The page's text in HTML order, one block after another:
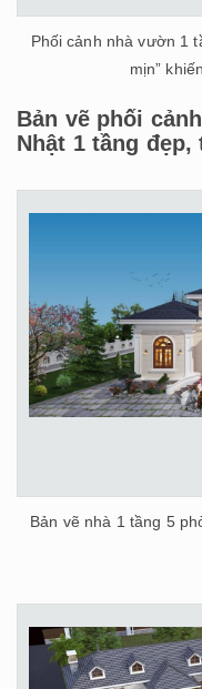
Phối cảnh nhà vườn 1
mịn”
Bản vẽ phối
Nhật 1 tầng đẹp,
Bản vẽ nhà 1 tầng 5